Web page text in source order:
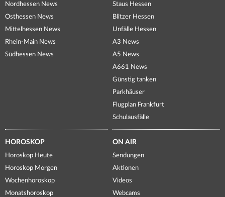
Nordhessen News
Osthessen News
Mittelhessen News
Rhein-Main News
Südhessen News
Staus Hessen
Blitzer Hessen
Unfälle Hessen
A3 News
A5 News
A661 News
Günstig tanken
Parkhäuser
Flugplan Frankfurt
Schulausfälle
HOROSKOP
Horoskop Heute
Horoskop Morgen
Wochenhoroskop
Monatshoroskop
ON AIR
Sendungen
Aktionen
Videos
Webcams